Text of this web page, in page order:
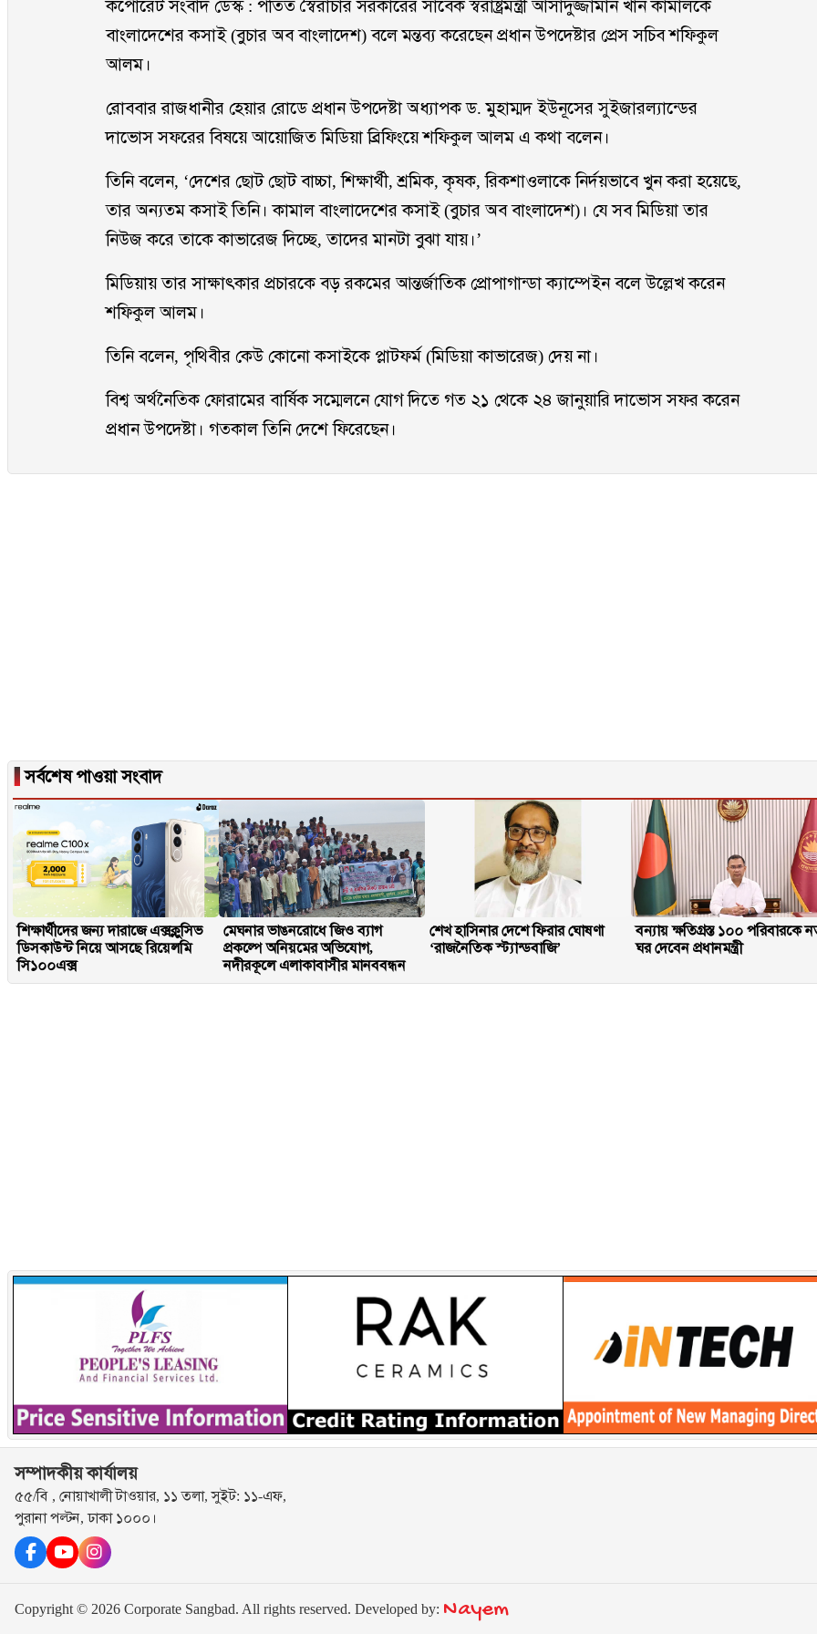
কর্পোরেট সংবাদ ডেস্ক : পতিত স্বৈরাচার সরকারের সাবেক স্বরাষ্ট্রমন্ত্রী আসাদুজ্জামান খাঁন কামালকে
বাংলাদেশের কসাই (বুচার অব বাংলাদেশ) বলে মন্তব্য করেছেন প্রধান উপদেষ্টার প্রেস সচিব শফিকুল
আলম।
রোববার রাজধানীর হেয়ার রোডে প্রধান উপদেষ্টা অধ্যাপক ড. মুহাম্মদ ইউনূসের সুইজারল্যান্ডের
দাভোস সফরের বিষয়ে আয়োজিত মিডিয়া ব্রিফিংয়ে শফিকুল আলম এ কথা বলেন।
তিনি বলেন, ‘দেশের ছোট ছোট বাচ্চা, শিক্ষার্থী, শ্রমিক, কৃষক, রিকশাওলাকে নির্দয়ভাবে খুন করা হয়েছে,
তার অন্যতম কসাই তিনি। কামাল বাংলাদেশের কসাই (বুচার অব বাংলাদেশ)। যে সব মিডিয়া তার
নিউজ করে তাকে কাভারেজ দিচ্ছে, তাদের মানটা বুঝা যায়।’
মিডিয়ায় তার সাক্ষাৎকার প্রচারকে বড় রকমের আন্তর্জাতিক প্রোপাগান্ডা ক্যাম্পেইন বলে উল্লেখ করেন
শফিকুল আলম।
তিনি বলেন, পৃথিবীর কেউ কোনো কসাইকে প্লাটফর্ম (মিডিয়া কাভারেজ) দেয় না।
বিশ্ব অর্থনৈতিক ফোরামের বার্ষিক সম্মেলনে যোগ দিতে গত ২১ থেকে ২৪ জানুয়ারি দাভোস সফর করেন
প্রধান উপদেষ্টা। গতকাল তিনি দেশে ফিরেছেন।
▐সর্বশেষ পাওয়া সংবাদ
শিক্ষার্থীদের জন্য দারাজে এক্সক্লুসিভ
ডিসকাউন্ট নিয়ে আসছে রিয়েলমি
সি১০০এক্স
মেঘনার ভাঙনরোধে জিও ব্যাগ
প্রকল্পে অনিয়মের অভিযোগ,
নদীরকূলে এলাকাবাসীর মানববন্ধন
শেখ হাসিনার দেশে ফিরার ঘোষণা
‘রাজনৈতিক স্ট্যান্ডবাজি’
বন্যায় ক্ষতিগ্রস্ত ১০০ পরিবারকে
ঘর দেবেন প্রধানমন্ত্রী
সম্পাদকীয় কার্যালয়
৫৫/বি , নোয়াখালী টাওয়ার, ১১ তলা, সুইট: ১১-এফ,
পুরানা পল্টন, ঢাকা ১০০০।
Copyright © 2026 Corporate Sangbad. All rights reserved. Developed by: Nayem